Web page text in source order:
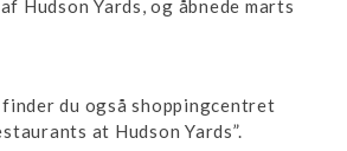
Hudson Yards, og åbnede marts
finder du også shoppingcentret
at Hudson Yards”.